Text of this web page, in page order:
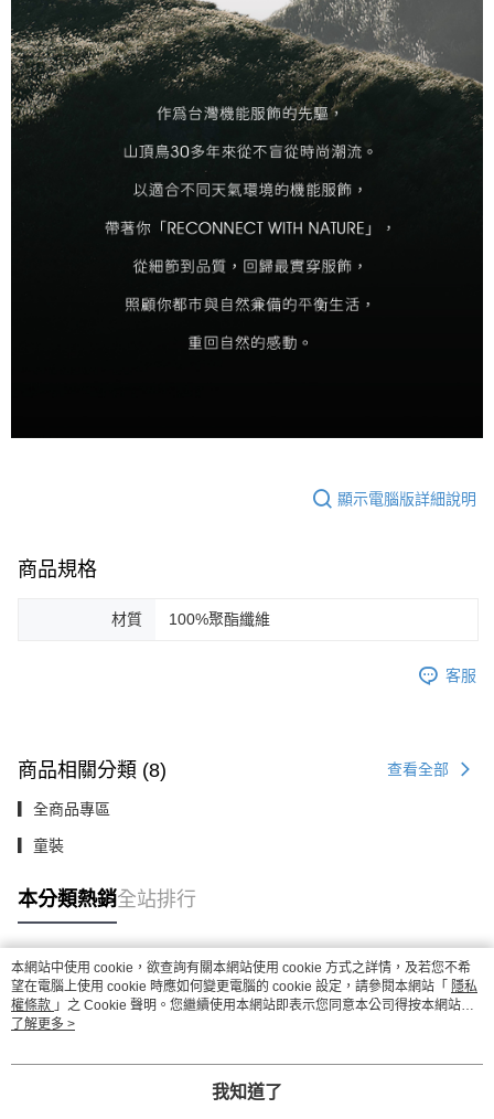
顯示電腦版詳細說明
商品規格
材質 100%聚酯纖維
客服
商品相關分類 (8) 查看全部
▎全商品專區
▎童裝
本分類熱銷全站排行
熱門標籤
本網站中使用 cookie，欲查詢有關本網站使用 cookie 方式之詳情，及若您不希
望在電腦上使用 cookie 時應如何變更電腦的 cookie 設定，請參閱本網站「 隱私
權條款 」之 Cookie 聲明。您繼續使用本網站即表示您同意本公司得按本網站使
用條款之 Cookie 聲明使用 cookie。
了解更多 >
我知道了